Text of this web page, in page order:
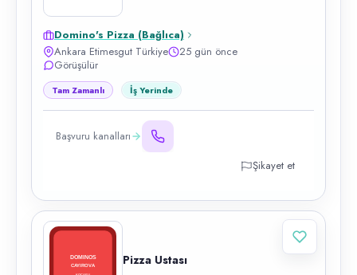
Domino's Pizza (Bağlıca)
Ankara Etimesgut Türkiye
25 gün önce
Görüşülür
Tam Zamanlı İş Yerinde
Başvuru kanalları
Şikayet et
Pizza Ustası